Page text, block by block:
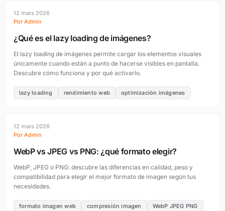
12 mars 2026
Por Admin
¿Qué es el lazy loading de imágenes?
El lazy loading de imágenes permite cargar los elementos visuales
únicamente cuando están a punto de hacerse visibles en pantalla.
Descubre cómo funciona y por qué activarlo.
lazy loading rendimiento web optimización imágenes
12 mars 2026
Por Admin
WebP vs JPEG vs PNG: ¿qué formato elegir?
WebP, JPEG o PNG: descubre las diferencias en calidad, peso y
compatibilidad para elegir el mejor formato de imagen según tus
necesidades.
formato imagen web compresión imagen WebP JPEG PNG